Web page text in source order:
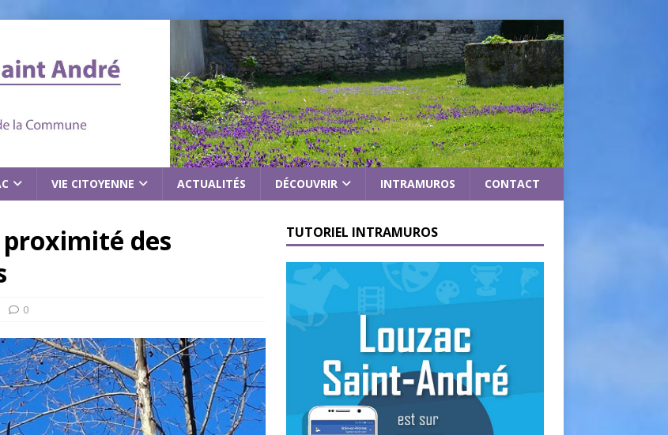
VIE CITOYENNE ACTUALITÉS DÉCOUVRIR INTRAMUROS CONTACT
des
0
TUTORIEL INTRAMUROS